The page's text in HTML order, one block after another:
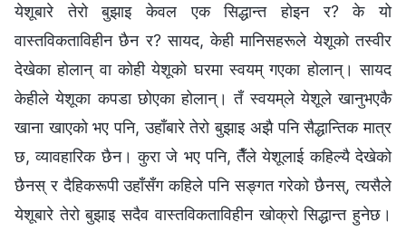
येशूबारे तेरो बुझाइ केवल एक सिद्धान्त होइन र? के यो
वास्तविकताविहीन छैन र? सायद, केही मानिसहरूले येशूको तस्वीर
देखेका होलान् वा कोही येशूको घरमा स्वयम् गएका होलान्। सायद
केहीले येशूका कपडा छोएका होलान्। तँ स्वयम्‌ले येशूले खानुभएकै
खाना खाएको भए पनि, उहाँबारे तेरो बुझाइ अझै पनि सैद्धान्तिक मात्र
छ, व्यावहारिक छैन। कुरा जे भए पनि, तैँले येशूलाई कहिल्यै देखेको
छैनस् र दैहिकरूपी उहाँसँग कहिले पनि सङ्गत गरेको छैनस्, त्यसैले
येशूबारे तेरो बुझाइ सदैव वास्तविकताविहीन खोक्रो सिद्धान्त हुनेछ।